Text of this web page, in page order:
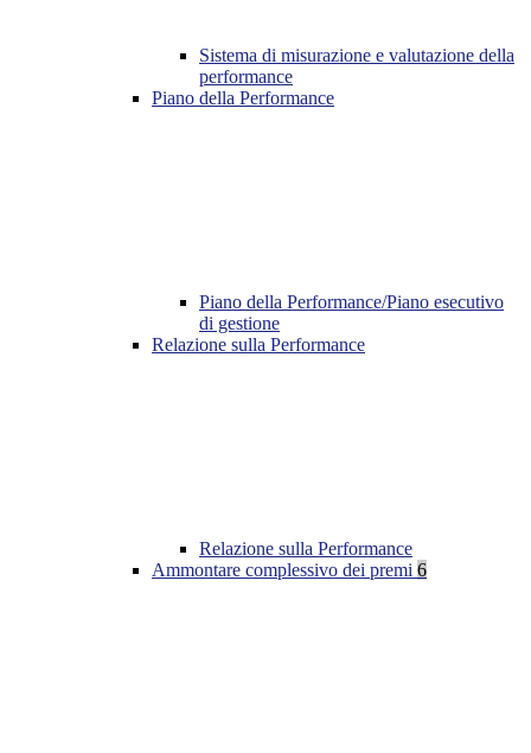
Sistema di misurazione e valutazione della
performance
Piano della Performance
Piano della Performance/Piano esecutivo
di gestione
Relazione sulla Performance
Relazione sulla Performance
Ammontare complessivo dei premi 6